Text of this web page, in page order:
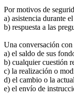
Por motivos de
a) asistencia durante
b) respuesta a las
Una conversación
a) el saldo de sus
b) cualquier cuestión
c) la realización o
d) el cambio o la
e) el envío de